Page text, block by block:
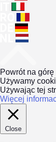
Powrót na górę
Używamy
Używając tej
Więcej
Close